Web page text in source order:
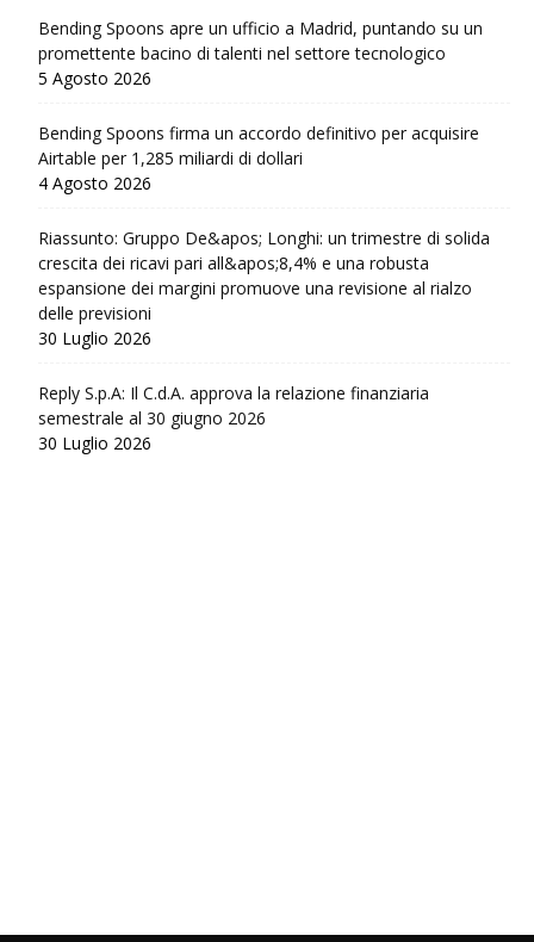
Bending Spoons apre un ufficio a Madrid, puntando su un
promettente bacino di talenti nel settore tecnologico
5 Agosto 2026
Bending Spoons firma un accordo definitivo per acquisire
Airtable per 1,285 miliardi di dollari
4 Agosto 2026
Riassunto: Gruppo De&apos; Longhi: un trimestre di solida
crescita dei ricavi pari all&apos;8,4% e una robusta
espansione dei margini promuove una revisione al rialzo
delle previsioni
30 Luglio 2026
Reply S.p.A: Il C.d.A. approva la relazione finanziaria
semestrale al 30 giugno 2026
30 Luglio 2026